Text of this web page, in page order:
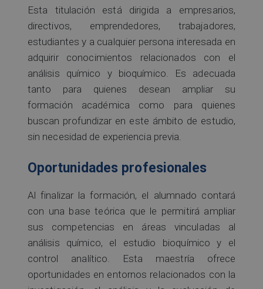
Esta titulación está dirigida a empresarios,
directivos, emprendedores, trabajadores,
estudiantes y a cualquier persona interesada en
adquirir conocimientos relacionados con el
análisis químico y bioquímico. Es adecuada
tanto para quienes desean ampliar su
formación académica como para quienes
buscan profundizar en este ámbito de estudio,
sin necesidad de experiencia previa.
Oportunidades profesionales
Al finalizar la formación, el alumnado contará
con una base teórica que le permitirá ampliar
sus competencias en áreas vinculadas al
análisis químico, el estudio bioquímico y el
control analítico. Esta maestría ofrece
oportunidades en entornos relacionados con la